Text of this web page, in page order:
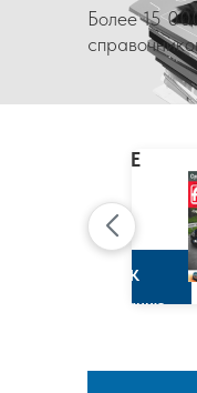
Более 15
CLAIRE
МАРИ
КЛЭР
К
изданию